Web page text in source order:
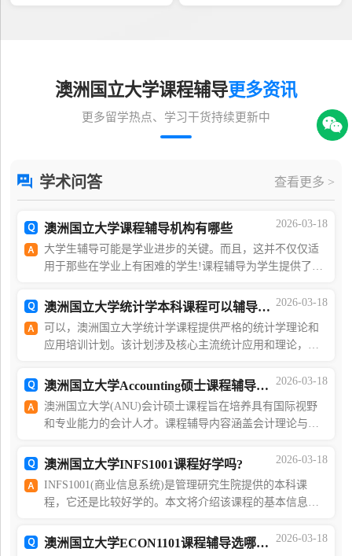
澳洲国立大学课程辅导更多资讯
更多留学热点、学习干货持续更新中
学术问答 查看更多 >
2026-03-18
澳洲国立大学课程辅导机构有哪些
大学生辅导可能是学业进步的关键。而且，这并不仅仅适
用于那些在学业上有困难的学生!课程辅导为学生提供了一
流的机会。是的，它可以帮助学生提高他们的分数，2026-03-18
澳洲国立大学统计学本科课程可以辅导吗?
可以，澳洲国立大学统计学课程提供严格的统计学理论和
应用培训计划。该计划涉及核心主流统计应用和理论，并
性建模，打开了理解世界的大门。随着学生收集大量2026-03-18
澳洲国立大学Accounting硕士课程辅导什么
澳洲国立大学(ANU)会计硕士课程旨在培养具有国际视野
和专业能力的会计人才。课程辅导内容涵盖会计理论与实
并提供丰富的选修课程，满足学生的个性化需求。课程
2026-03-18
澳洲国立大学INFS1001课程好学吗?
INFS1001(商业信息系统)是管理研究生院提供的本科课
程，它还是比较好学的。本文将介绍该课程的基本信息，
击蓝字，随时咨询海马课堂在线客服~一、课程介绍本课
2026-03-18
澳洲国立大学ECON1101课程辅导选哪家好?